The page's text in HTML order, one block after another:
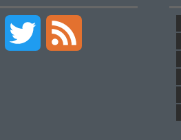
Facebook Twitter